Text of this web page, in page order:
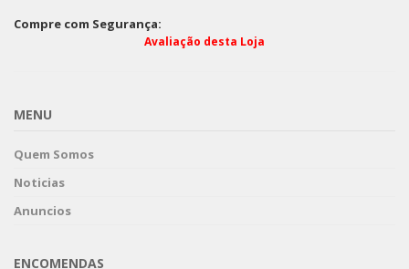
Compre com Segurança:
Avaliação desta Loja
MENU
Quem Somos
Noticias
Anuncios
ENCOMENDAS